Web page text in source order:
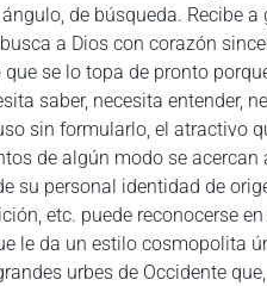
de búsqueda. Recibe
a Dios con corazón
que se lo topa de pronto
saber, necesita entender,
sin formularlo, el atractivo
de algún modo se acercan
su personal identidad de
etc. puede reconocerse
le da un estilo cosmopolita
urbes de Occidente